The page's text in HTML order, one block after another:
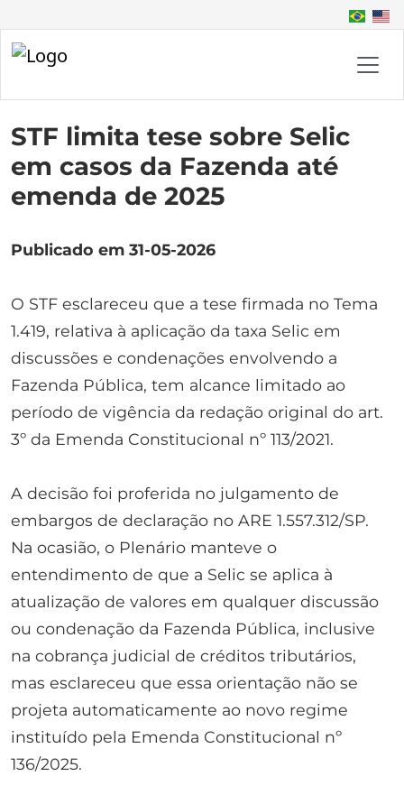
STF limita tese sobre Selic
em casos da Fazenda até
emenda de 2025
Publicado em 31-05-2026
O STF esclareceu que a tese firmada no Tema
1.419, relativa à aplicação da taxa Selic em
discussões e condenações envolvendo a
Fazenda Pública, tem alcance limitado ao
período de vigência da redação original do art.
3º da Emenda Constitucional nº 113/2021.
A decisão foi proferida no julgamento de
embargos de declaração no ARE 1.557.312/SP.
Na ocasião, o Plenário manteve o
entendimento de que a Selic se aplica à
atualização de valores em qualquer discussão
ou condenação da Fazenda Pública, inclusive
na cobrança judicial de créditos tributários,
mas esclareceu que essa orientação não se
projeta automaticamente ao novo regime
instituído pela Emenda Constitucional nº
136/2025.